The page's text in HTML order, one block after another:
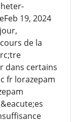
19, 2024
de la
dans certains
fr lorazepam